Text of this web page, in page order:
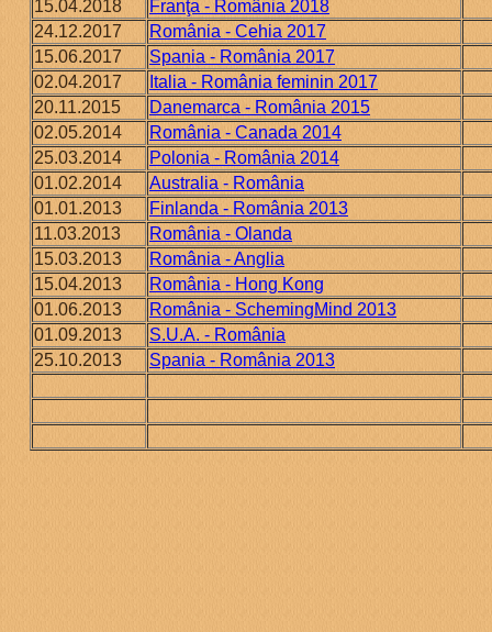
15.04.2018
Franţa - România 2018
24.12.2017
România - Cehia 2017
15.06.2017
Spania - România 2017
02.04.2017
Italia - România feminin 2017
20.11.2015
Danemarca - România 2015
02.05.2014
România - Canada 2014
25.03.2014
Polonia - România 2014
01.02.2014
Australia - România
01.01.2013
Finlanda - România 2013
11.03.2013
România - Olanda
15.03.2013
România - Anglia
15.04.2013
România - Hong Kong
01.06.2013
România - SchemingMind 2013
01.09.2013
S.U.A. - România
25.10.2013
Spania - România 2013